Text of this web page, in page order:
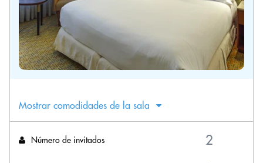
Mostrar comodidades de la sala
Número de invitados